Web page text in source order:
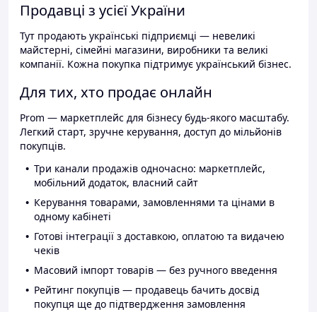
Продавці з усієї України
Тут продають українські підприємці — невеликі
майстерні, сімейні магазини, виробники та великі
компанії. Кожна покупка підтримує український бізнес.
Для тих, хто продає онлайн
Prom — маркетплейс для бізнесу будь-якого масштабу.
Легкий старт, зручне керування, доступ до мільйонів
покупців.
Три канали продажів одночасно: маркетплейс,
мобільний додаток, власний сайт
Керування товарами, замовленнями та цінами в
одному кабінеті
Готові інтеграції з доставкою, оплатою та видачею
чеків
Масовий імпорт товарів — без ручного введення
Рейтинг покупців — продавець бачить досвід
покупця ще до підтвердження замовлення